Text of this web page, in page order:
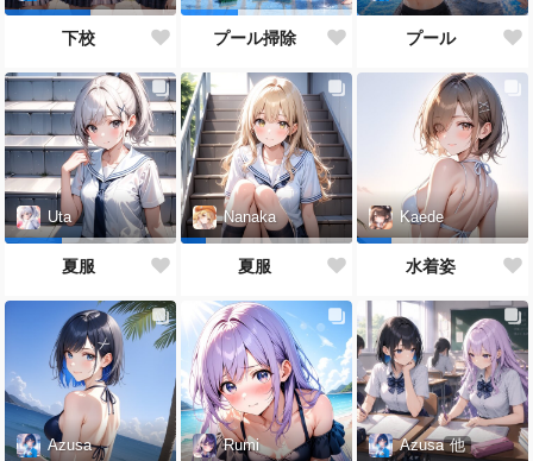
下校 プール掃除 プール
Uta
夏服
Nanaka
夏服
Kaede
水着姿
Azusa Rumi Azusa 他